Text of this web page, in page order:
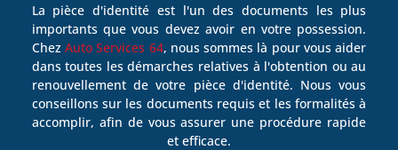
La pièce d'identité est l'un des documents les plus
importants que vous devez avoir en votre possession.
ChezAuto Services 64, nous sommes là pour vous aider
dans toutes les démarches relatives à l'obtention ou au
renouvellement de votre pièce d'identité. Nous vous
conseillons sur les documents requis et les formalités à
accomplir, afin de vous assurer une procédure rapide
et efficace.